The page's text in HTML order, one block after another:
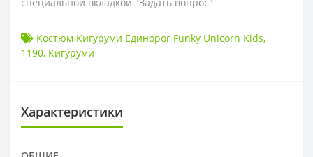
Костюм Кигуруми Единорог Funky Unicorn Kids,
1190, Кигуруми
Характеристики